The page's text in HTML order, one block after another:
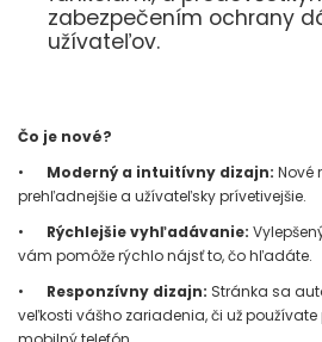
zabezpečením ochrany
užívateľov.
Čo je nové?
•
Moderný a intuitívny dizajn: Nové
prehľadnejšie a užívateľsky prívetivejšie.
•
Rýchlejšie vyhľadávanie:
vám pomôže rýchlo nájsť to, čo hľadáte.
•
Responzívny dizajn: Stránka sa
veľkosti vášho zariadenia, či už